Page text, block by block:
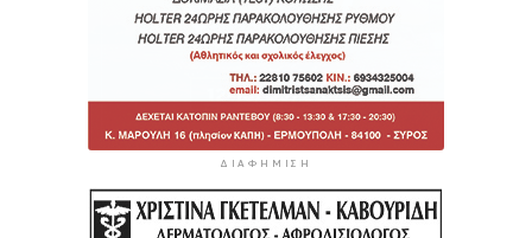
ΔΙΑΦΉΜΙΣΗ